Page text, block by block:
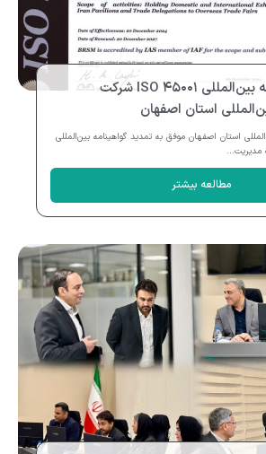
تمدید گواهینامه بین‌المللی ISO ۴۵۰۰۱ شرکت
استان اصفهان
استان اصفهان موفق به تمدید گواهینامه بین‌المللی
مطالعه بیشتر